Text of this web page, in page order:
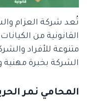
تُعد شركة العزام
القانونية من
متنوعة للأفراد
الشركة بخبرة
المحامي نمر